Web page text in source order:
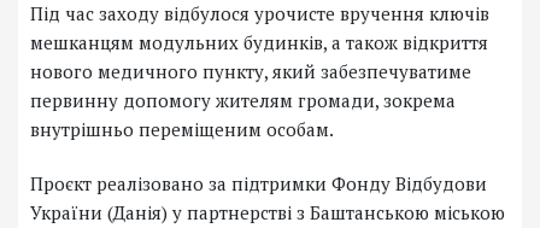
Під час заходу відбулося урочисте вручення ключів
мешканцям модульних будинків, а також відкриття
нового медичного пункту, який забезпечуватиме
первинну допомогу жителям громади, зокрема
внутрішньо переміщеним особам.
Проєкт реалізовано за підтримки Фонду Відбудови
України (Данія) у партнерстві з Баштанською міською